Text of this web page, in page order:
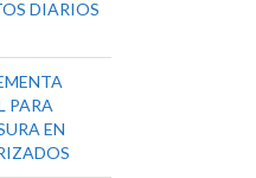
DIARIOS
PARA
EN